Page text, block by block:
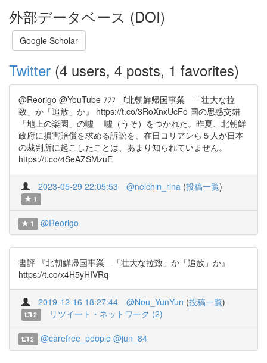
外部データベース (DOI)
Google Scholar
Twitter (4 users, 4 posts, 1 favorites)
@Reorigo @YouTube ﾌﾌﾌ 『北朝鮮帰国事業―「壮大な拉
致」か「追放」か』 https://t.co/3RoXnxUcFo 国の思惑交錯
「地上の楽園」の噓 噓（うそ）をつかれた。昨夏、北朝鮮
政府に損害賠償を求める訴訟を、在日コリアンら５人が日本
の裁判所に起こしたことは、あまり知られていません。
https://t.co/4SeAZSMzuE
2023-05-29 22:05:53 @neichin_rina (投稿一覧)
1
1 @Reorigo
書評 『北朝鮮帰国事業―「壮大な拉致」か「追放」か』
https://t.co/x4H5yHIVRq
2019-12-16 18:27:44 @Nou_YunYun (投稿一覧)
2 リツイート・ネットワーク (2)
2 @carefree_people @jun_84